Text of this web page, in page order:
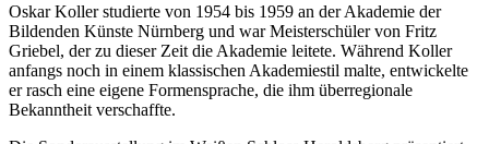
Oskar Koller studierte von 1954 bis 1959 an der Akademie der
Bildenden Künste Nürnberg und war Meisterschüler von Fritz
Griebel, der zu dieser Zeit die Akademie leitete. Während Koller
anfangs noch in einem klassischen Akademiestil malte, entwickelte
er rasch eine eigene Formensprache, die ihm überregionale
Bekanntheit verschaffte.